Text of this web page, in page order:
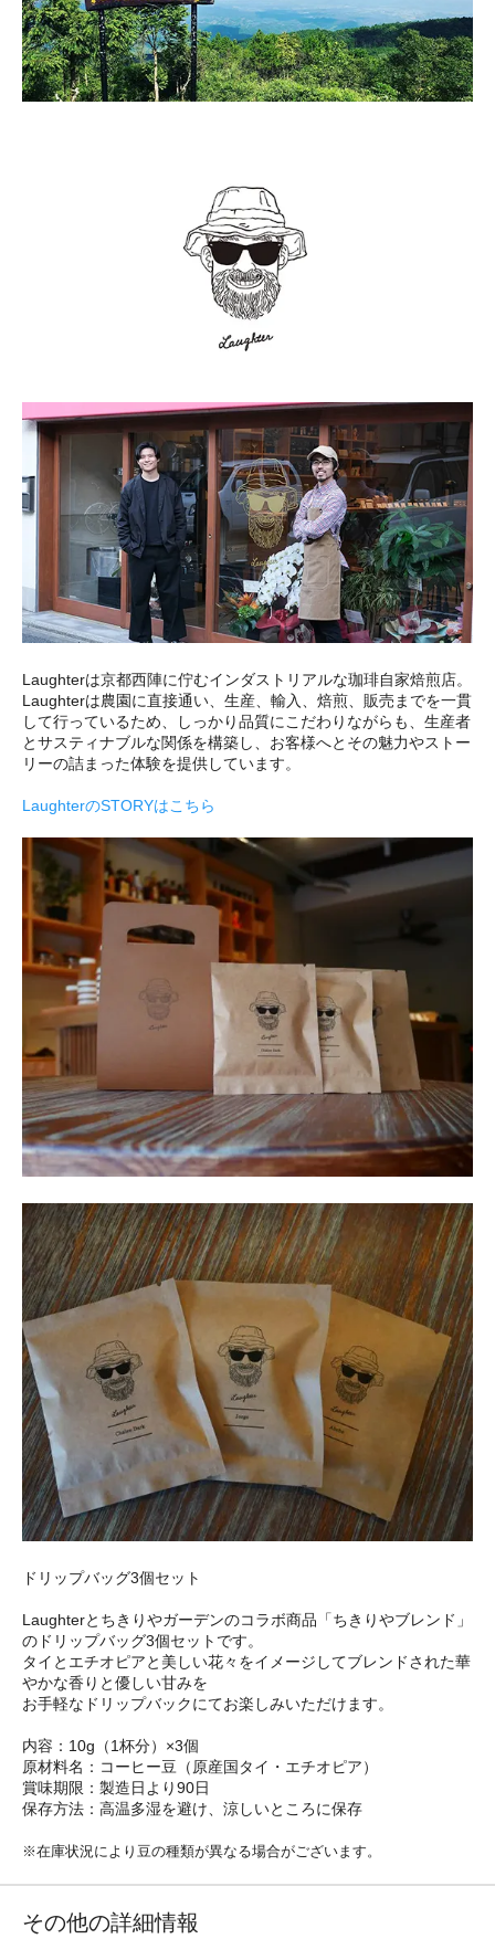
Laughterは京都西陣に佇むインダストリアルな珈琲自家焙煎店。
Laughterは農園に直接通い、生産、輸入、焙煎、販売までを一貫
して行っているため、しっかり品質にこだわりながらも、生産者
とサスティナブルな関係を構築し、お客様へとその魅力やストー
リーの詰まった体験を提供しています。
LaughterのSTORYはこちら
ドリップバッグ3個セット
Laughterとちきりやガーデンのコラボ商品「ちきりやブレンド」
のドリップバッグ3個セットです。
タイとエチオピアと美しい花々をイメージしてブレンドされた華
やかな香りと優しい甘みを
お手軽なドリップバックにてお楽しみいただけます。
内容：10g（1杯分）×3個
原材料名：コーヒー豆（原産国タイ・エチオピア）
賞味期限：製造日より90日
保存方法：高温多湿を避け、涼しいところに保存
※在庫状況により豆の種類が異なる場合がございます。
その他の詳細情報